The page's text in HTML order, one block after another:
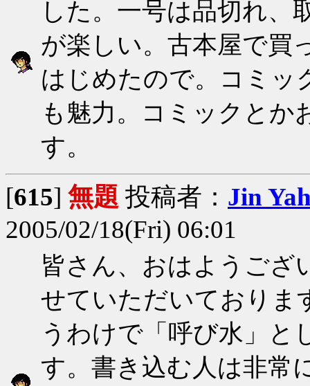
した。一号は品切れ、
が楽しい。古本屋で買
はじめたので。コミッ
も魅力。コミックとか
す。
[615] 無題 投稿者： Jin
2005/02/18(Fri) 06:01
皆さん、おはようござ
せていただいておりま
うわけで「呼び水」と
す。書き込む人は非常